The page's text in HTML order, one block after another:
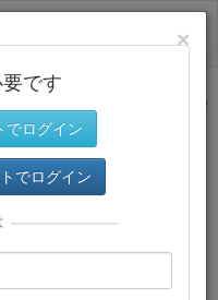
サイトトップに戻る
×
です
でログイン
でログイン